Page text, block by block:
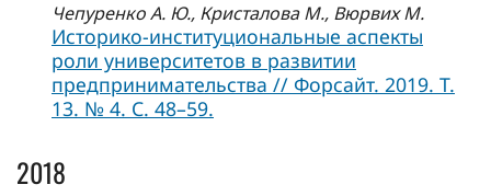
Чепуренко А. Ю., Кристалова М., Вюрвих М.
Историко-институциональные аспекты
роли университетов в развитии
предпринимательства // Форсайт. 2019. Т.
13. № 4. С. 48–59.
2018